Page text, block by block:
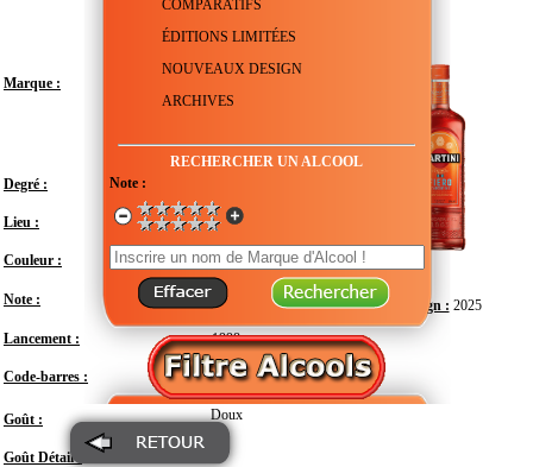
COMPARATIFS
ÉDITIONS LIMITÉES
NOUVEAUX DESIGN
ARCHIVES
RECHERCHER UN ALCOOL
Note :
Design : 2025
Marque :
Degré :
Lieu : Italie - Piémont - Turin
Couleur :
Note :
Lancement : 1998
Code-barres : 7630040400268
Goût : Doux
Goût Détail :